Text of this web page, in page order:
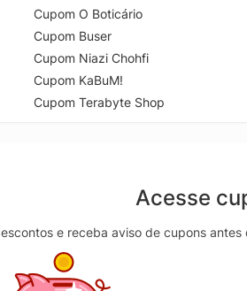
Cupom O Boticário
Cupom Buser
Cupom Niazi Chohfi
Cupom KaBuM!
Cupom Terabyte Shop
Acesse
e receba aviso de cupons